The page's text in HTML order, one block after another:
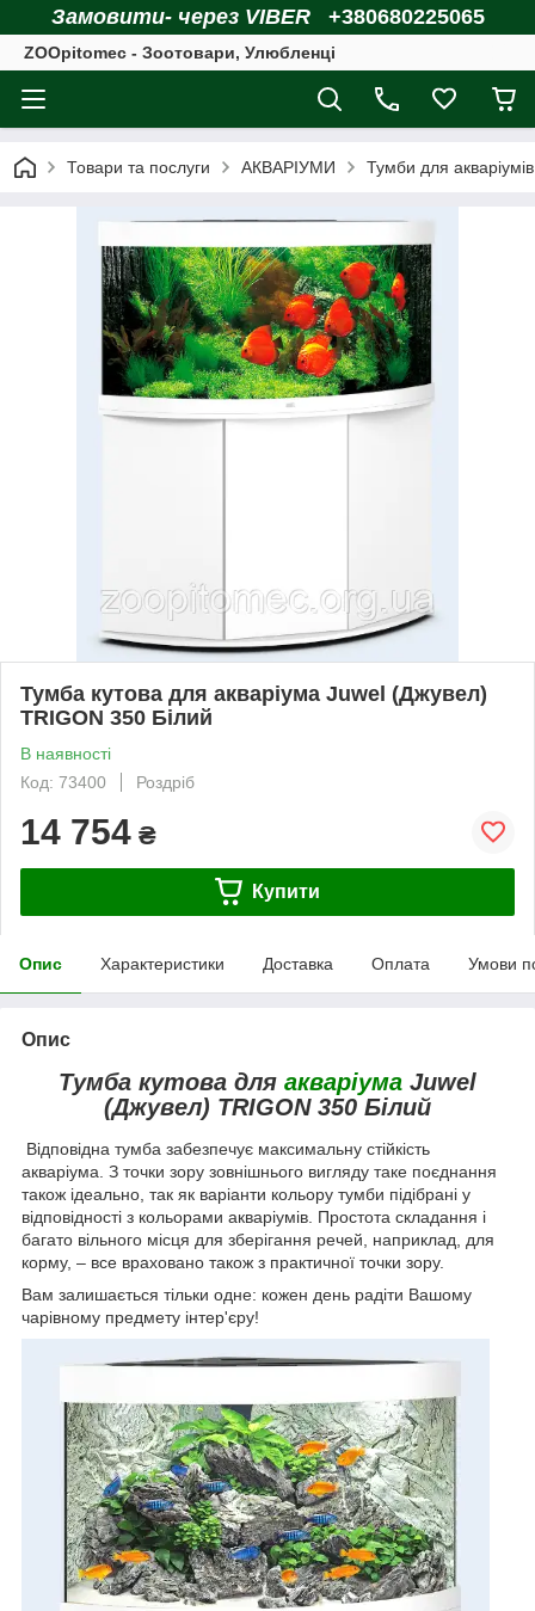
Замовити- через VIBER +380680225065
ZOOpitomec - Зоотовари, Улюбленці
Товари та послуги АКВАРІУМИ Тумби для
Тумба кутова для акваріума Juwel (Джувел)
TRIGON 350 Білий
В наявності
Код: 73400
Роздріб
14 754 ₴
Купити
Опис Характеристики Доставка Оплата Умови
Опис
Тумба кутова для акваріума Juwel
(Джувел) TRIGON 350 Білий
Відповідна тумба забезпечує максимальну стійкість
акваріума. З точки зору зовнішнього вигляду таке поєднання
також ідеально, так як варіанти кольору тумби підібрані у
відповідності з кольорами акваріумів. Простота складання і
багато вільного місця для зберігання речей, наприклад, для
корму, – все враховано також з практичної точки зору.
Вам залишається тільки одне: кожен день радіти Вашому
чарівному предмету інтер'єру!